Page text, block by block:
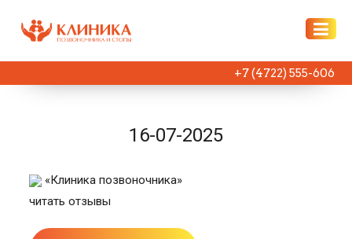
+7 (4722) 555-606
16-07-2025
«Клиника позвоночника»
читать отзывы